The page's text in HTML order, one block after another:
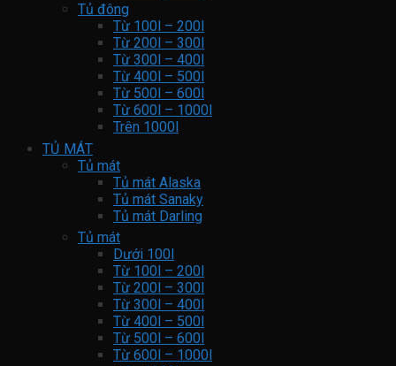
Tủ đông
Từ 100l – 200l
Từ 200l – 300l
Từ 300l – 400l
Từ 400l – 500l
Từ 500l – 600l
Từ 600l – 1000l
Trên 1000l
TỦ MÁT
Tủ mát
Tủ mát Alaska
Tủ mát Sanaky
Tủ mát Darling
Tủ mát
Dưới 100l
Từ 100l – 200l
Từ 200l – 300l
Từ 300l – 400l
Từ 400l – 500l
Từ 500l – 600l
Từ 600l – 1000l